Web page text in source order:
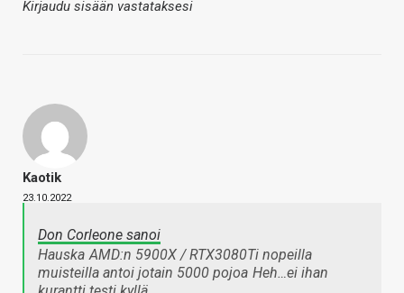
Kirjaudu sisään vastataksesi
Kaotik
23.10.2022
Don Corleone sanoi
Hauska AMD:n 5900X / RTX3080Ti nopeilla
muisteilla antoi jotain 5000 pojoa Heh…ei ihan